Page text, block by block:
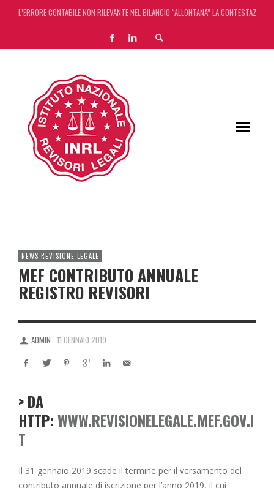
L’ERRORE CONTABILE NON RILEVANTE NEL BILANCIO “ALLONTANA” LA CONTESTAZIONE
DECRETO OMNIBUS: CON IL CONCORDATO UNO ‘SCUDO’ FISCALE DI 4 ANNI
CHIUSURA ESTIVA DELLA RASSEGNA STAMPA INRL: DAL 10 AL 24 AGOSTO
NEWS REVISIONE LEGALE
MEF CONTRIBUTO ANNUALE
REGISTRO REVISORI
ADMIN 11 GENNAIO 2019
> DA
HTTP:WWW.REVISIONELEGALE.MEF.GOV.I
T
Il 31 gennaio 2019 scade il termine per il versamento del
contributo annuale di iscrizione per l’anno 2019, il cui